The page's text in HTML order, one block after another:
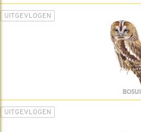
UITGEVLOGEN
UITGEVLOGEN